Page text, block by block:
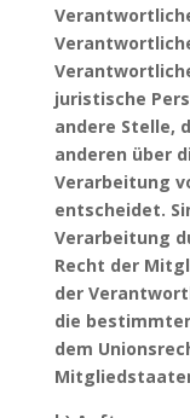
juristische
andere Stelle,
anderen über
Verarbeitung
entscheidet.
Verarbeitung
Recht der
der
die
dem